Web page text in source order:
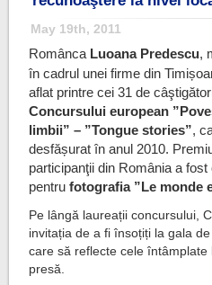
May 19th, 2011
Românca Luoana Predescu,
în cadrul unei firme din
aflat printre cei 31 de
Concursului european
limbii” – ”Tongue stories”,
desfășurat în anul 2010.
participanţii din România a fost
pentrufotografia ”Le monde
Pe lângă laureații concursului,
invitația de a fi însoțiți la gala
care să reflecte cele
presă.